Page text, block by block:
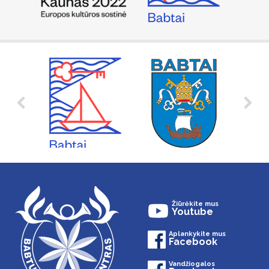
Žiūrėkite mus
Youtube
Aplankykite mus
Facebook
Vandžiogalos